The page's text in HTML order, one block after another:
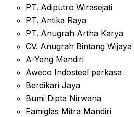
PT. Adiputro Wirasejati
PT. Antika Raya
PT. Anugrah Artha Karya
CV. Anugrah Bintang Wijaya
A-Yeng Mandiri
Aweco Indosteel perkasa
Berdikari Jaya
Bumi Dipta Nirwana
Famiglas Mitra Mandiri